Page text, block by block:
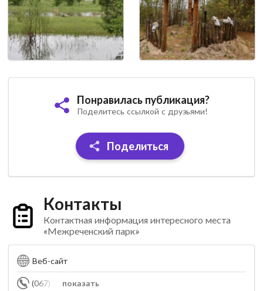
Понравилась публикация?
Поделитесь ссылкой с друзьями!
Поделиться
Контакты
Контактная информация интересного места
«Межреченский парк»
Веб-сайт
показать
(067) 327-06-26